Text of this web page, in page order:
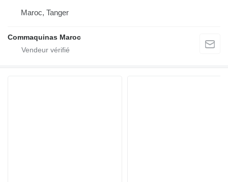
Maroc, Tanger
Commaquinas Maroc